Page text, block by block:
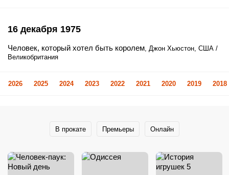
16 декабря 1975
Человек, который хотел быть королем, Джон Хьюстон, США /
Великобритания
2026 2025 2024 2023 2022 2021 2020 2019 2018
В прокате Премьеры Онлайн